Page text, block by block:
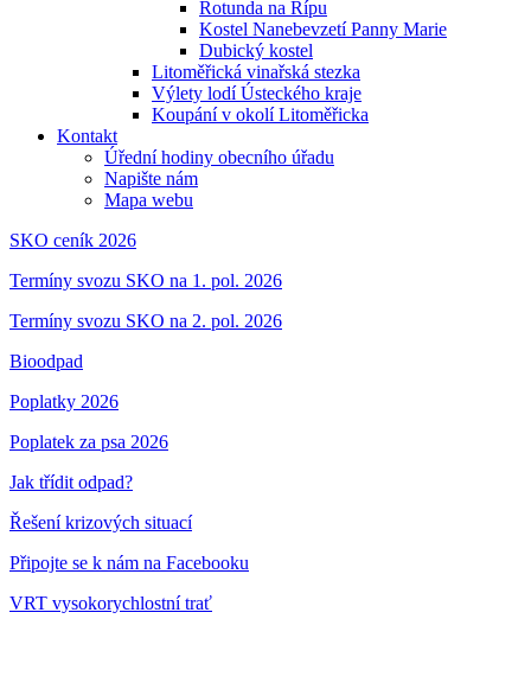
Rotunda na Řípu
Kostel Nanebevzetí Panny Marie
Dubický kostel
Litoměřická vinařská stezka
Výlety lodí Ústeckého kraje
Koupání v okolí Litoměřicka
Kontakt
Úřední hodiny obecního úřadu
Napište nám
Mapa webu
SKO ceník 2026
Termíny svozu SKO na 1. pol. 2026
Termíny svozu SKO na 2. pol. 2026
Bioodpad
Poplatky 2026
Poplatek za psa 2026
Jak třídit odpad?
Řešení krizových situací
Připojte se k nám na Facebooku
VRT vysokorychlostní trať